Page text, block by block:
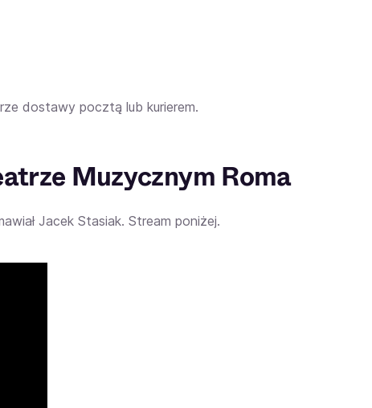
dostawy pocztą lub kurierem.
Muzycznym Roma
Jacek Stasiak. Stream poniżej.